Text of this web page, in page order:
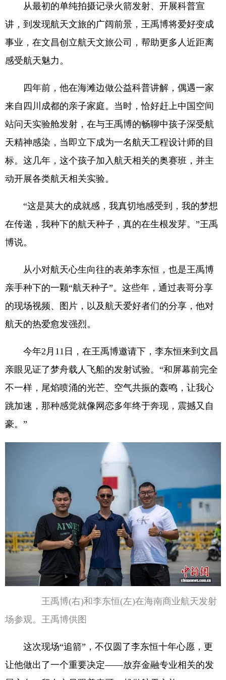
从最初的单纯拍摄记录火箭发射、开展科普宣
讲，到发现航天文旅的广阔前景，王禹博将爱好变成
事业，在文昌创立航天文旅公司，帮助更多人近距离
感受航天魅力。
四年前，他在海滩边做公益科普讲解，偶遇一家
来自四川成都的亲子家庭。当时，恰好赶上中国空间
站问天实验舱发射，在与王禹博的畅聊中孩子深受航
天精神感染，当即立下成为一名航天工程设计师的目
标。这几年，这个孩子加入航天相关的奥赛班，并主
动开展各类航天相关实验。
“这是莫大的成就感，我真切地感受到，我的梦想
在传递，我种下的航天种子，真的在生根发芽。”王禹
博说。
从小对航天心生向往的表弟李东恒，也是王禹博
亲手种下的一颗“航天种子”。这些年，通过表哥分享
的现场视频、图片，以及航天爱好者们的分享，他对
航天的热爱愈发强烈。
今年2月11日，在王禹博邀请下，李东恒来到文昌
亲眼见证了梦舟载人飞船的发射试验。“和屏幕前完全
不一样，尾焰喷涌的光芒、空气共振的轰鸣，让我心
跳加速，那种感觉就像网恋多年终于奔现，震撼又自
豪。”
王禹博(右)和李东恒(左)在海南商业航天发射
场参观。王禹博供图
这次现场“追箭”，不仅圆了李东恒十年心愿，更
让他做出了一个重要决定——放弃金融专业相关的发